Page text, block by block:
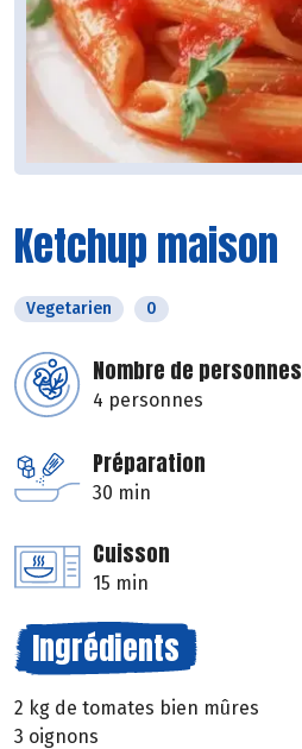
Ketchup maison
Vegetarien 0
Nombre de personnes
4 personnes
Préparation
30 min
Cuisson
15 min
Ingrédients
2 kg de tomates bien mûres
3 oignons